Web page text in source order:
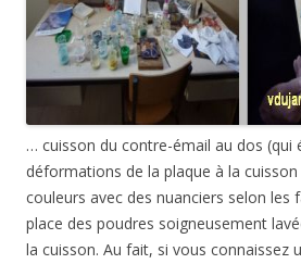
… cuisson du contre-émail au dos (qui
déformations de la plaque à la cuisson
couleurs avec des nuanciers selon les
place des poudres soigneusement
la cuisson. Au fait, si vous connaissez